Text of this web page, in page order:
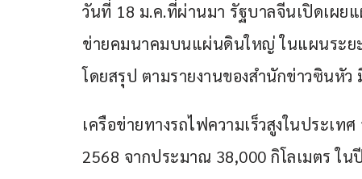
วันที่ 18 ม.ค.ที่ผ่านมา รัฐบาลจีนเปิดเผย
ข่ายคมนาคมบนแผ่นดินใหญ่ ในแผนระย
โดยสรุป ตามรายงานของสำนักข่าวซินหัว
เครือข่ายทางรถไฟความเร็วสูงในประเท
2568 จากประมาณ 38,000 กิโลเมตร ใน